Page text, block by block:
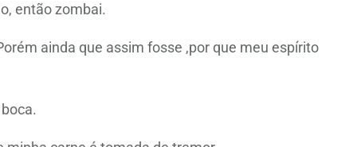
então zombai.
ainda que assim fosse ,por que meu espírito